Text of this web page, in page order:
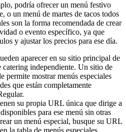
podría ofrecer un menú festivo
o un menú de martes de tacos todos
son la forma recomendada de crear
o evento específico, ya que
y ajustar los precios para ese día.
aparecer en su sitio principal de
catering independiente. Un sitio de
permite mostrar menús especiales
que están completamente
su propia URL única que dirige a
para ese menú sin otras
un menú especial, busque su URL